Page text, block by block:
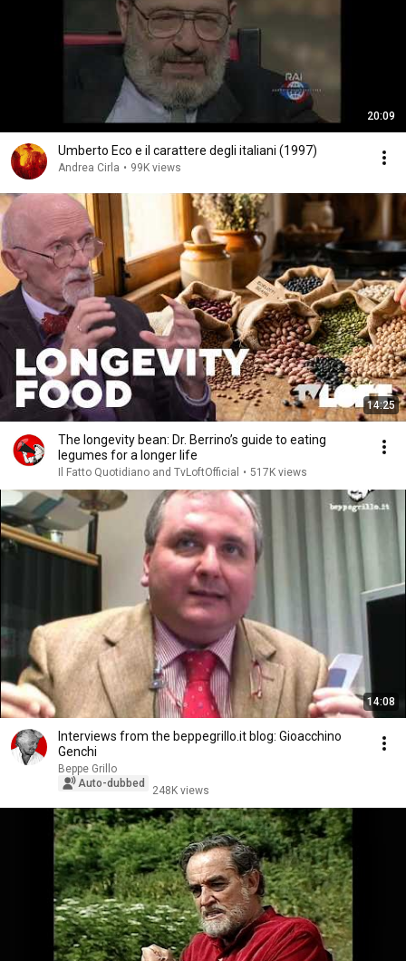
20:09
Umberto Eco e il carattere degli italiani (1997)
Andrea Cirla • 99K views
14:25
The longevity bean: Dr. Berrino’s guide to eating
legumes for a longer life
Il Fatto Quotidiano and TvLoftOfficial • 517K views
14:08
Interviews from the beppegrillo.it blog: Gioacchino
Genchi
Beppe Grillo
Auto-dubbed
248K views